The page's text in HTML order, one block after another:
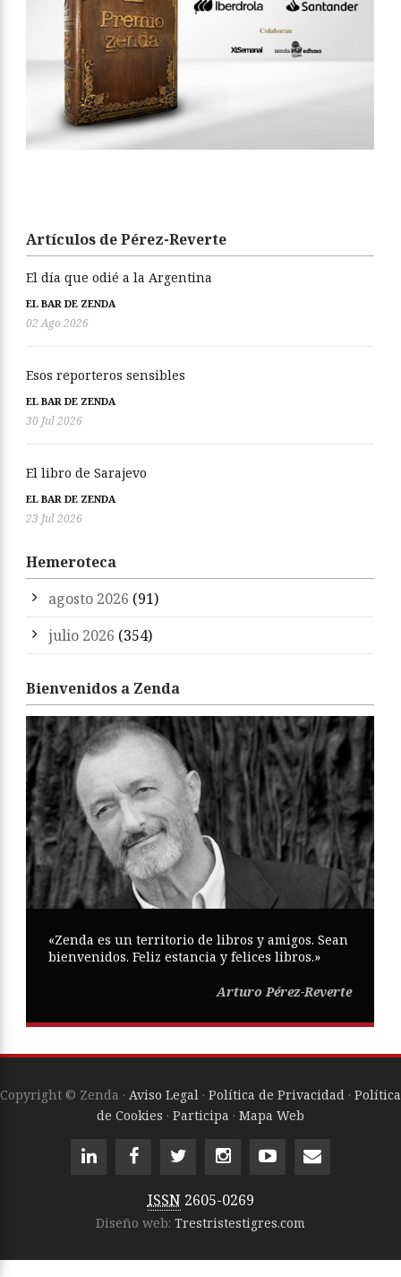
Artículos de Pérez-Reverte
El día que odié a la Argentina
EL BAR DE ZENDA
02 Ago 2026
Esos reporteros sensibles
EL BAR DE ZENDA
30 Jul 2026
El libro de Sarajevo
EL BAR DE ZENDA
23 Jul 2026
Hemeroteca
agosto 2026 (91)
julio 2026 (354)
Bienvenidos a Zenda
«Zenda es un territorio de libros y amigos. Sean
bienvenidos. Feliz estancia y felices libros.»
Arturo Pérez-Reverte
Copyright © Zenda · Aviso Legal · Política de Privacidad · Política
de Cookies · Participa · Mapa Web
ISSN 2605-0269
Diseño web: Trestristestigres.com